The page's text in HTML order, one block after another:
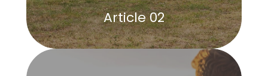
Article 02